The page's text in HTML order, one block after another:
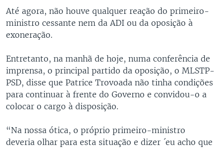
Até agora, não houve qualquer reação do primeiro-
ministro cessante nem da ADI ou da oposição à
exoneração.
Entretanto, na manhã de hoje, numa conferência de
imprensa, o principal partido da oposição, o MLSTP-
PSD, disse que Patrice Trovoada não tinha condições
para continuar à frente do Governo e convidou-o a
colocar o cargo à disposição.
“Na nossa ótica, o próprio primeiro-ministro
deveria olhar para esta situação e dizer ´eu acho que